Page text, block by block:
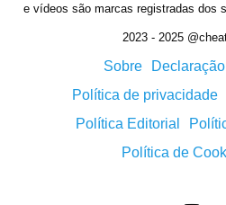
e vídeos são marcas registradas dos
2023 - 2025
Sobre
Política de privacidade
Política Editorial
Política de